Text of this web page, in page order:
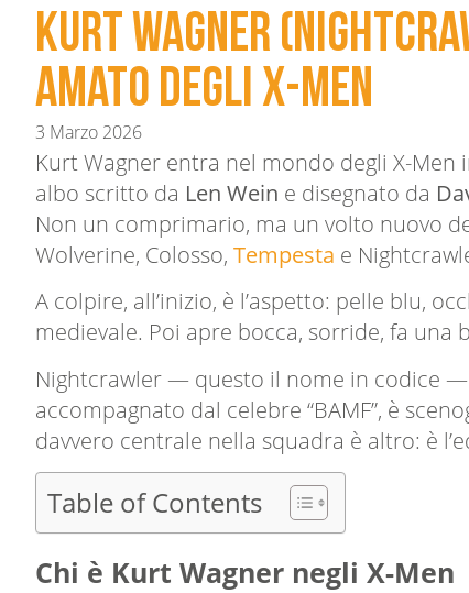
Kurt Wagner
amato degli X-Men
3 Marzo 2026
Kurt Wagner entra nel mondo degli X-
albo scritto da Len Wein e disegnato da
Non un comprimario, ma un volto nuovo
Wolverine, Colosso, Tempesta e
A colpire, all’inizio, è l’aspetto: pelle blu,
medievale. Poi apre bocca, sorride, fa
Nightcrawler — questo il nome in codice
accompagnato dal celebre “BAMF”, è
davvero centrale nella squadra è altro: è
Table of Contents
Chi è Kurt Wagner negli X-Men